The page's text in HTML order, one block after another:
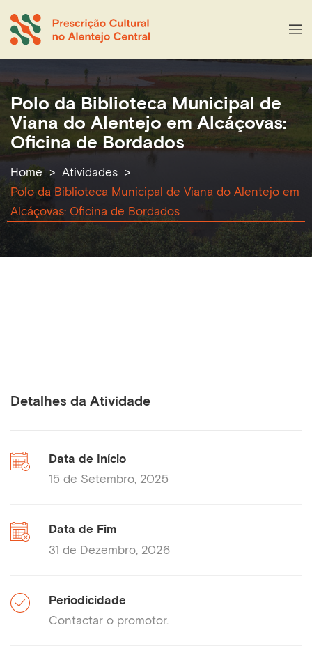
Polo da Biblioteca Municipal de
Viana do Alentejo em Alcáçovas:
Oficina de Bordados
Home
Atividades
Polo da Biblioteca Municipal de Viana do Alentejo em
Alcáçovas: Oficina de Bordados
Detalhes da Atividade
Data de Início
15 de Setembro, 2025
Data de Fim
31 de Dezembro, 2026
Periodicidade
Contactar o promotor.